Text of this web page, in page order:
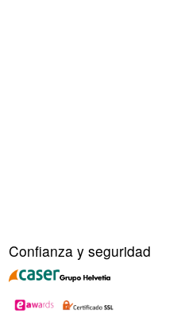
Confianza y seguridad